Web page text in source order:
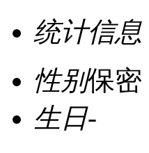
统计信息
性别保密
生日-